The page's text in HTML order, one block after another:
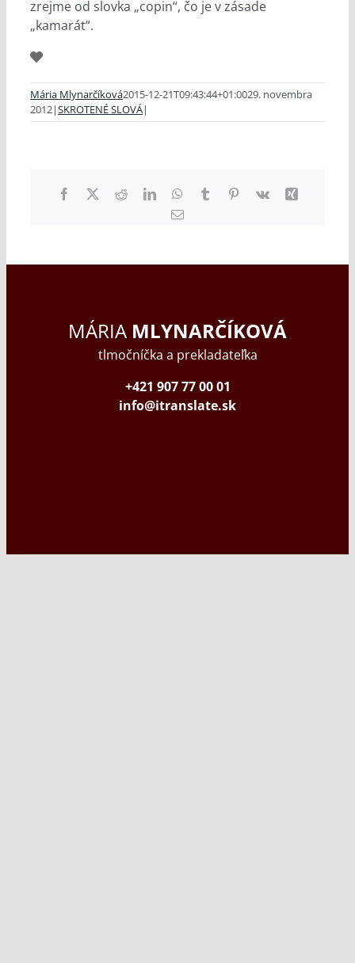
zrejme od slovka „copin“, čo je v zásade
„kamarát“.
Mária Mlynarčíková2015-12-21T09:43:44+01:0029. novembra
2012|SKROTENÉ SLOVÁ|
Facebook
X RedditLinkedInWhatsApp
TumblrPinterest
Vk
Xing
Email
MÁRIA MLYNARČÍKOVÁ
tlmočníčka a prekladateľka
+421 907 77 00 01
info@itranslate.sk